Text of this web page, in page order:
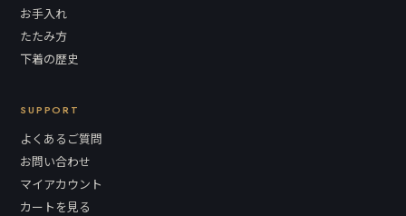
お手入れ
たたみ方
下着の歴史
SUPPORT
よくあるご質問
お問い合わせ
マイアカウント
カートを見る